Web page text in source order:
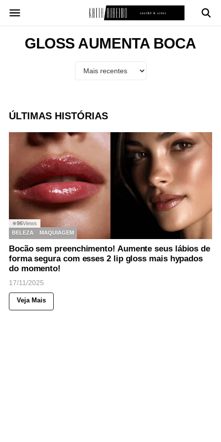
para
conteúdoGLOSS AUMENTA BOCA
ÚLTIMAS HISTÓRIAS
◉96Views
BELEZA
MAQUIAGEM
Bocão sem preenchimento! Aumente seus lábios de
forma segura com esses 2 lip gloss mais hypados
do momento!
17/11/2025
Veja Mais